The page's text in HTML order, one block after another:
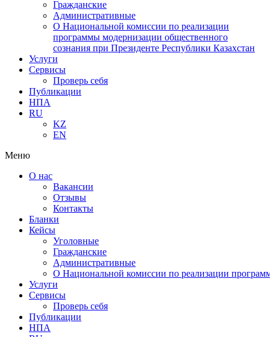
Гражданские
Административные
О Национальной комиссии по реализации
программы модернизации общественного
сознания при Президенте Республики Казахстан
Услуги
Сервисы
Проверь себя
Публикации
НПА
RU
KZ
EN
Меню
О нас
Вакансии
Отзывы
Контакты
Бланки
Кейсы
Уголовные
Гражданские
Административные
О Национальной комиссии по реализации
Услуги
Сервисы
Проверь себя
Публикации
НПА